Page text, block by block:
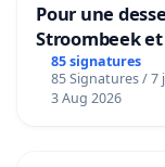
Pour une
Stroombeek
bediening
Voor
85 signatures
85 Signatures / 7
3 Aug 2026